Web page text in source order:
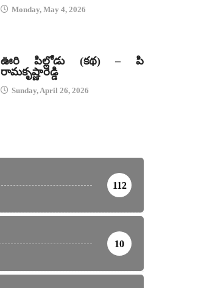
Monday, May 4, 2026
ఊరి పిల్లోడు (కథ) – పి
రామకృష్ణారెడ్డి
Sunday, April 26, 2026
112
10